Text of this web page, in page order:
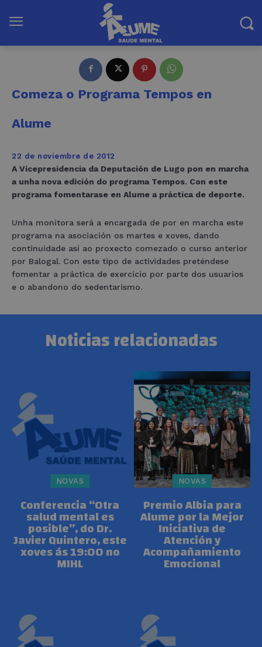
Comeza o Programa Tempos en
Alume
22 de noviembre de 2012
A Vicepresidencia da Deputación de Lugo pon en marcha
a unha nova edición do programa Tempos. Con este
programa fomentarase en Alume a práctica de deporte.
Unha monitora será a encargada de por en marcha este
programa na asociación os martes e xoves, dando
continuidade así ao proxecto comezado o curso anterior
por Balogal. Con este tipo de actividades preténdese
fomentar a práctica de exercicio por parte dos usuarios
e o abandono do sedentarismo.
Noticias relacionadas
NOVAS
Conferencia “Otra
salud mental es
posible”, do Dr.
Javier Quintero, este
xoves ás 19:00 no
MIHL
NOVAS
Premio Albia para
Alume por la Mejor
Iniciativa de
Atención y
Acompañamiento
Emocional